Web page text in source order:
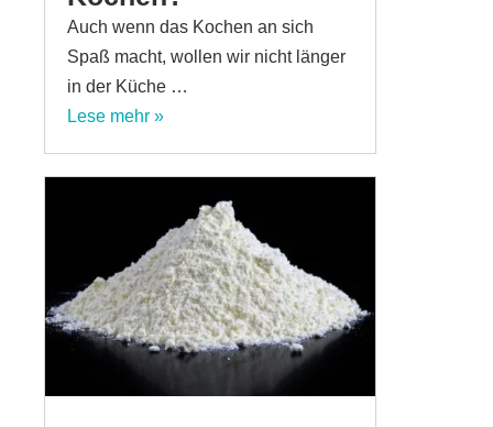
Auch wenn das Kochen an sich
Spaß macht, wollen wir nicht länger
in der Küche …
Lese mehr »